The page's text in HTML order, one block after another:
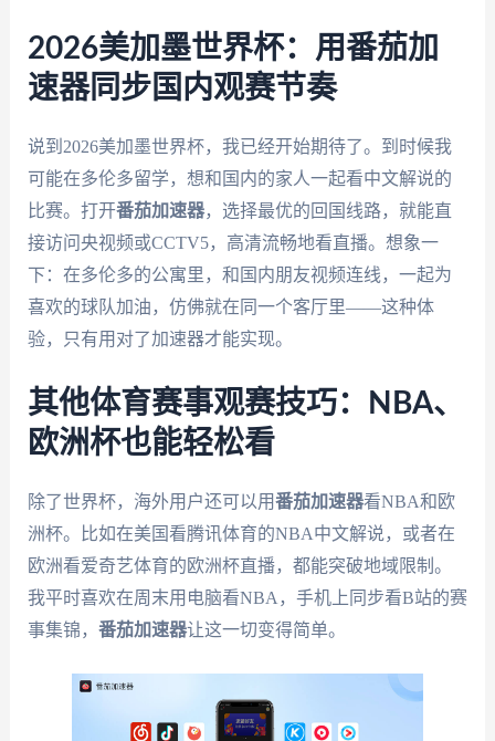
2026美加墨世界杯：用番茄加
速器同步国内观赛节奏
说到2026美加墨世界杯，我已经开始期待了。到时候我
可能在多伦多留学，想和国内的家人一起看中文解说的
比赛。打开番茄加速器，选择最优的回国线路，就能直
接访问央视频或CCTV5，高清流畅地看直播。想象一
下：在多伦多的公寓里，和国内朋友视频连线，一起为
喜欢的球队加油，仿佛就在同一个客厅里——这种体
验，只有用对了加速器才能实现。
其他体育赛事观赛技巧：NBA、
欧洲杯也能轻松看
除了世界杯，海外用户还可以用番茄加速器看NBA和欧
洲杯。比如在美国看腾讯体育的NBA中文解说，或者在
欧洲看爱奇艺体育的欧洲杯直播，都能突破地域限制。
我平时喜欢在周末用电脑看NBA，手机上同步看B站的赛
事集锦， 番茄加速器让这一切变得简单。